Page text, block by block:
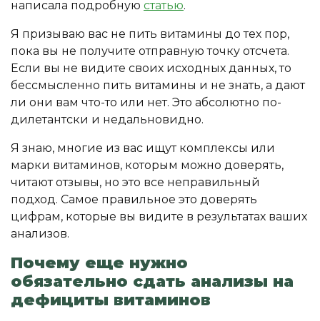
написала подробную статью.
Я призываю вас не пить витамины до тех пор,
пока вы не получите отправную точку отсчета.
Если вы не видите своих исходных данных, то
бессмысленно пить витамины и не знать, а дают
ли они вам что-то или нет. Это абсолютно по-
дилетантски и недальновидно.
Я знаю, многие из вас ищут комплексы или
марки витаминов, которым можно доверять,
читают отзывы, но это все неправильный
подход. Самое правильное это доверять
цифрам, которые вы видите в результатах ваших
анализов.
Почему еще нужно
обязательно сдать анализы на
дефициты витаминов